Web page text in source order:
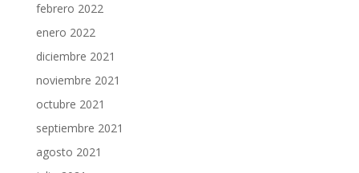
febrero 2022
enero 2022
diciembre 2021
noviembre 2021
octubre 2021
septiembre 2021
agosto 2021